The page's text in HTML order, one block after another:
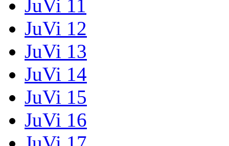
JuVi 11
JuVi 12
JuVi 13
JuVi 14
JuVi 15
JuVi 16